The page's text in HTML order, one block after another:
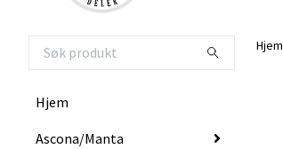
Hjem
Ascona/Manta
Hjem